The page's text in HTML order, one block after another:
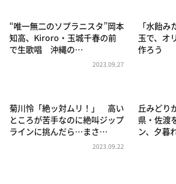
朝だ！生です旅サラダ
教えて！ニュースライブ 正義のミカタ
ポツンと一軒家
ザキ山小屋本館
“唯一無二のソプラニスタ”岡本
知高、Kiroro・玉城千春の前
で生歌唱 沖縄の…
2023.09.27
「水飴
玉で、オ
作ろう
菊川怜「絶ッ対ムリ！」 高い
ところが苦手なのに絶叫ジップ
ラインに挑んだら…まさ…
2023.09.22
丘みどり
県・佐渡
ン、夕暮